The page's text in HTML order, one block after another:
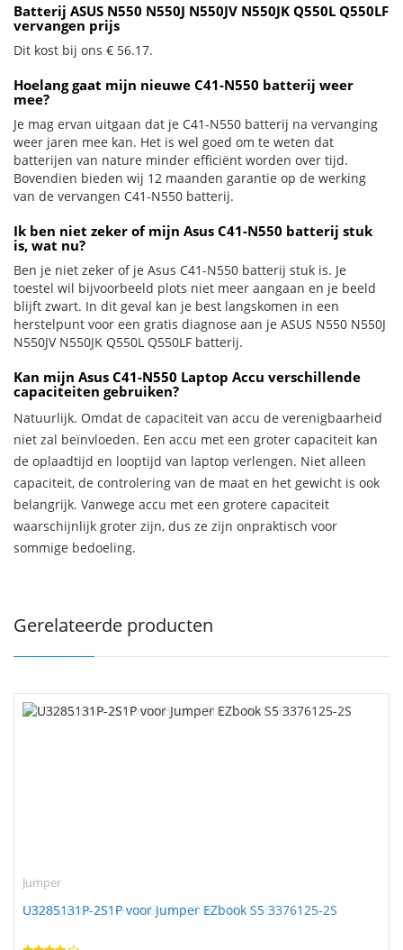
Batterij ASUS N550 N550J N550JV N550JK Q550L Q550LF
vervangen prijs
Dit kost bij ons € 56.17.
Hoelang gaat mijn nieuwe C41-N550 batterij weer
mee?
Je mag ervan uitgaan dat je C41-N550 batterij na vervanging
weer jaren mee kan. Het is wel goed om te weten dat
batterijen van nature minder efficiënt worden over tijd.
Bovendien bieden wij 12 maanden garantie op de werking
van de vervangen C41-N550 batterij.
Ik ben niet zeker of mijn Asus C41-N550 batterij stuk
is, wat nu?
Ben je niet zeker of je Asus C41-N550 batterij stuk is. Je
toestel wil bijvoorbeeld plots niet meer aangaan en je beeld
blijft zwart. In dit geval kan je best langskomen in een
herstelpunt voor een gratis diagnose aan je ASUS N550 N550J
N550JV N550JK Q550L Q550LF batterij.
Kan mijn Asus C41-N550 Laptop Accu verschillende
capaciteiten gebruiken?
Natuurlijk. Omdat de capaciteit van accu de verenigbaarheid
niet zal beïnvloeden. Een accu met een groter capaciteit kan
de oplaadtijd en looptijd van laptop verlengen. Niet alleen
capaciteit, de controlering van de maat en het gewicht is ook
belangrijk. Vanwege accu met een grotere capaciteit
waarschijnlijk groter zijn, dus ze zijn onpraktisch voor
sommige bedoeling.
Gerelateerde producten
Jumper
U3285131P-2S1P voor Jumper EZbook S5 3376125-2S